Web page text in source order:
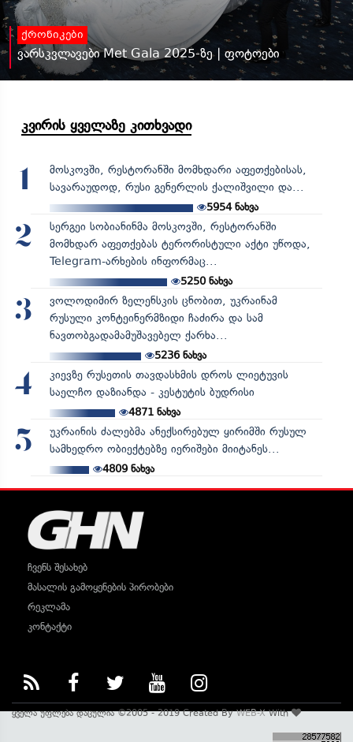
ქრონიკები
ვარსკვლავები Met Gala 2025-ზე | ფოტოები
კვირის ყველაზე კითხვადი
1
მოსკოვში, რესტორანში მომხდარი აფეთქებისას,
სავარაუდოდ, რუსი გენერლის ქალიშვილი და...
5954ნახვა
2
სერგეი სობიანინმა მოსკოვში, რესტორანში
მომხდარ აფეთქებას ტერორისტული აქტი უწოდა,
Telegram-არხების ინფორმაც...
5250ნახვა
3
ვოლოდიმირ ზელენსკის ცნობით, უკრაინამ
რუსული კონტეინერმზიდი ჩაძირა და სამ
ნავთობგადამამუშავებელ ქარხა...
5236ნახვა
4
კიევზე რუსეთის თავდასხმის დროს ლიეტუვის
საელჩო დაზიანდა - კესტუტის ბუდრისი
4871ნახვა
5
უკრაინის ძალებმა ანექსირებულ ყირიმში რუსულ
სამხედრო ობიექტებზე იერიშები მიიტანეს...
4809ნახვა
ჩვენს შესახებ
მასალის გამოყენების პირობები
რეკლამა
კონტაქტი
ყველა უფლება დაცულია ©2005 - 2019 Created ByWEB-XWith